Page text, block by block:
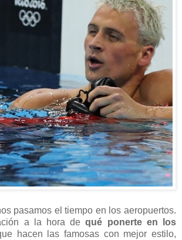
pasamos el tiempo en los aeropuertos.
a la hora dequé ponerte en los
hacen las famosas con mejor estilo,